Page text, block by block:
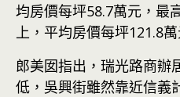
均房價每坪58.7萬元，最
上，平均房價每坪121.8
郎美囡指出，瑞光路商辦
低，吳興街雖然靠近信義